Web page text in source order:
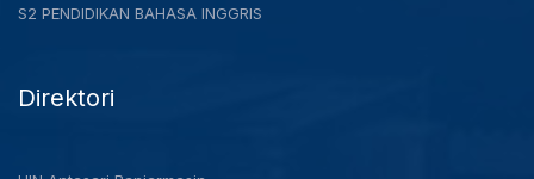
S2 PENDIDIKAN BAHASA INGGRIS
Direktori